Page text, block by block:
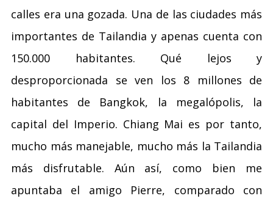
calles era una gozada. Una de las ciudades más
importantes de Tailandia y apenas cuenta con
150.000 habitantes. Qué lejos y
desproporcionada se ven los 8 millones de
habitantes de Bangkok, la megalópolis, la
capital del Imperio. Chiang Mai es por tanto,
mucho más manejable, mucho más la Tailandia
más disfrutable. Aún así, como bien me
apuntaba el amigo Pierre, comparado con